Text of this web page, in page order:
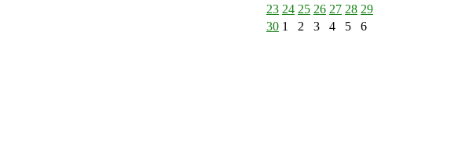
23 24 25 26 27 28 29
30 1 2 3 4 5 6